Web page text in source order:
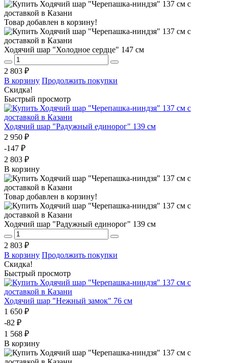
Товар добавлен в корзину!
Ходячий шар "Холодное сердце" 147 см
2 803 ₽
В корзину Продолжить покупки
Скидка!
Быстрый просмотр
Ходячий шар "Радужный единорог" 139 см
2 950 ₽
-147 ₽
2 803 ₽
В корзину
Товар добавлен в корзину!
Ходячий шар "Радужный единорог" 139 см
2 803 ₽
В корзину Продолжить покупки
Скидка!
Быстрый просмотр
Ходячий шар "Нежный замок" 76 см
1 650 ₽
-82 ₽
1 568 ₽
В корзину